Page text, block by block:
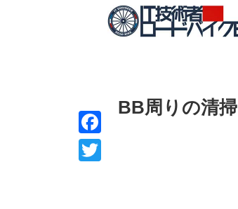
BB周りの清掃
F